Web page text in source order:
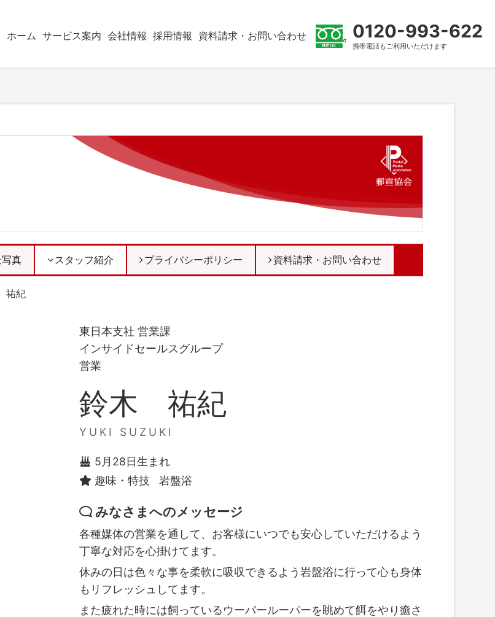
ホーム サービス案内 会社情報 採用情報 資料請求・お問い合わせ 0120-993-622
携帯電話もご利用いただけます
真 スタッフ紹介 プライバシーポリシー 資料請求・お問い合わせ
祐紀
東日本支社 営業課
インサイドセールスグループ
営業
鈴木 祐紀
YUKI SUZUKI
5月28日生まれ
趣味・特技
岩盤浴
みなさまへのメッセージ
各種媒体の営業を通して、お客様にいつでも安心していただけるよう
丁寧な対応を心掛けてます。
休みの日は色々な事を柔軟に吸収できるよう岩盤浴に行って心も身体
もリフレッシュしてます。
また疲れた時には飼っているウーパールーパーを眺めて餌をやり癒さ